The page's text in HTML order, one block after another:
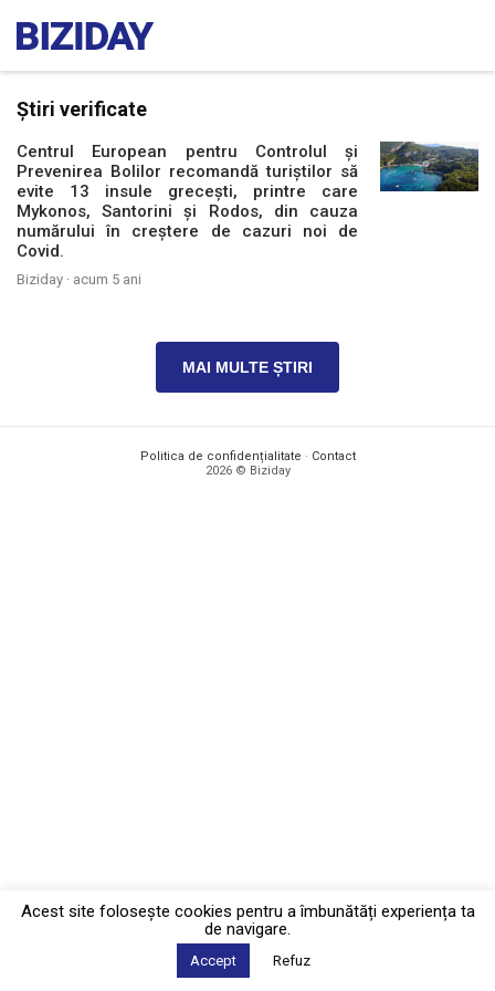
Știri verificate
Centrul European pentru Controlul și
Prevenirea Bolilor recomandă turiștilor să
evite 13 insule grecești, printre care
Mykonos, Santorini și Rodos, din cauza
numărului în creștere de cazuri noi de
Covid.
Biziday · acum 5 ani
MAI MULTE ȘTIRI
Politica de confidențialitate · Contact
2026 © Biziday
Acest site foloseşte cookies pentru a îmbunătăți experiența ta
de navigare.
Accept Refuz